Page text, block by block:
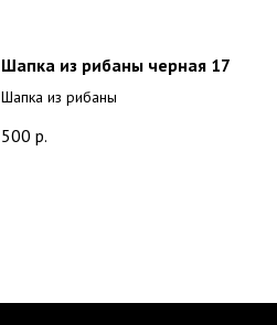
Шапка из рибаны черная 17
Шапка из рибаны
500 р.